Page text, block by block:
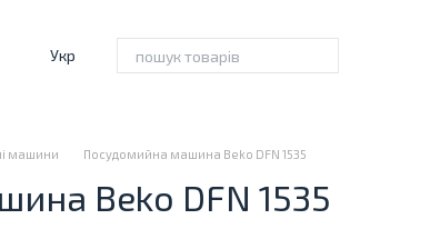
Укр
машини Посудомийна машина Beko DFN 1535
Beko DFN 1535